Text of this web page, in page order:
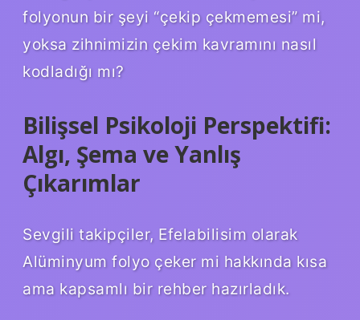
folyonun bir şeyi “çekip çekmemesi” mi,
yoksa zihnimizin çekim kavramını nasıl
kodladığı mı?
Bilişsel Psikoloji Perspektifi:
Algı, Şema ve Yanlış
Çıkarımlar
Sevgili takipçiler, Efelabilisim olarak
Alüminyum folyo çeker mi hakkında kısa
ama kapsamlı bir rehber hazırladık.